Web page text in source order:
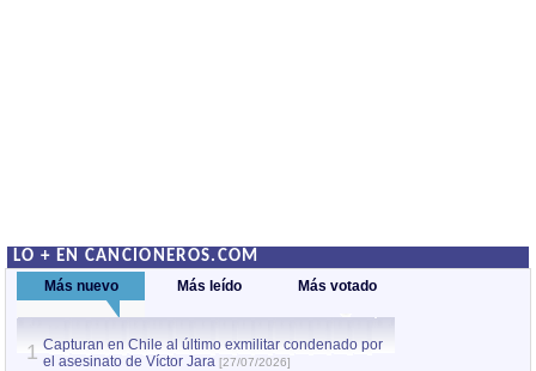
LO + EN CANCIONEROS.COM
Más nuevo Más leído Más votado
1 Capturan en Chile al último exmilitar condenado por
el asesinato de Víctor Jara [27/07/2026]